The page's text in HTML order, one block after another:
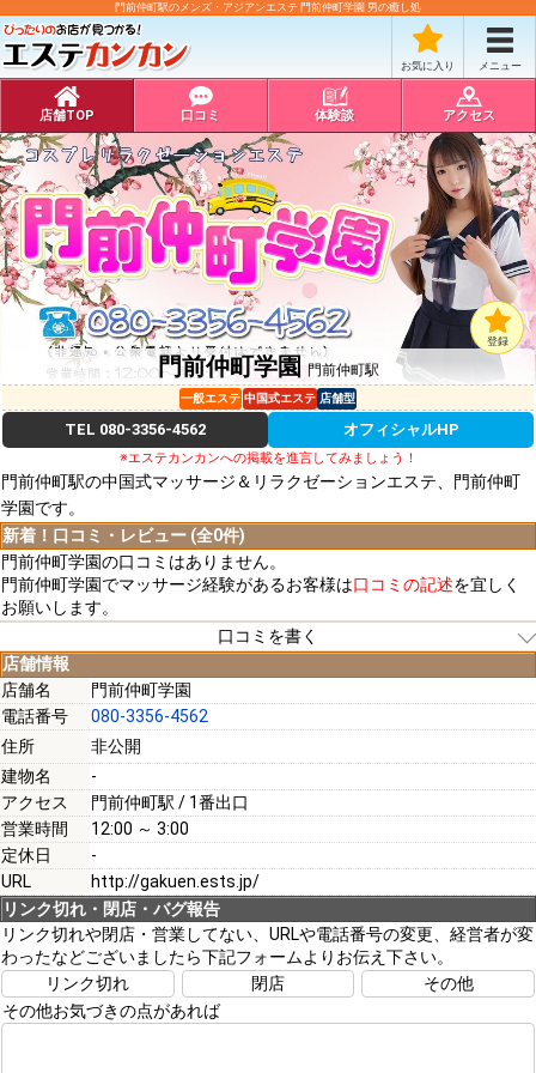
門前仲町駅のメンズ・アジアンエステ 門前仲町学園 男の癒し処
お気に入り メニュー
店舗TOP 口コミ 体験談 アクセス
門前仲町学園 門前仲町駅
登録
一般エステ 中国式エステ 店舗型
TEL 080-3356-4562 オフィシャルHP
※エステカンカンへの掲載を進言してみましょう！
門前仲町駅の中国式マッサージ＆リラクゼーションエステ、門前仲町
学園です。
新着！口コミ・レビュー (全0件)
門前仲町学園の口コミはありません。
門前仲町学園でマッサージ経験があるお客様は口コミの記述を宜しく
お願いします。
口コミを書く
[必須]
[必須]
[必須]
注意事項
店舗情報
店舗名
門前仲町学園
電話番号
080-3356-4562
住所
非公開
建物名
-
アクセス
門前仲町駅 / 1番出口
営業時間
12:00 ～ 3:00
定休日
-
URL
http://gakuen.ests.jp/
リンク切れ・閉店・バグ報告
リンク切れや閉店・営業してない、URLや電話番号の変更、経営者が変
わったなどございましたら下記フォームよりお伝え下さい。
リンク切れ
閉店
その他
その他お気づきの点があれば